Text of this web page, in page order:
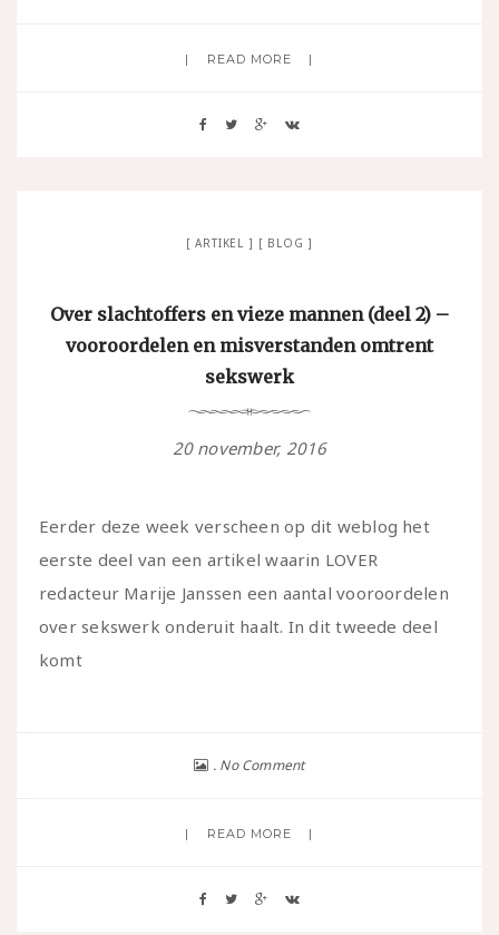
READ MORE
ARTIKEL BLOG
Over slachtoffers en vieze mannen (deel 2) –
vooroordelen en misverstanden omtrent
sekswerk
20 november, 2016
Eerder deze week verscheen op dit weblog het
eerste deel van een artikel waarin LOVER
redacteur Marije Janssen een aantal vooroordelen
over sekswerk onderuit haalt. In dit tweede deel
komt
No Comment
READ MORE